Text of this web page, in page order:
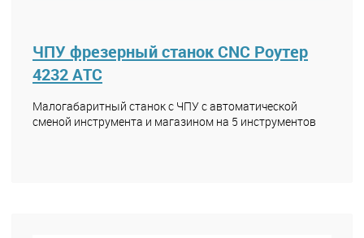
ЧПУ фрезерный станок CNC Роутер
4232 АТС
Малогабаритный станок с ЧПУ с автоматической
сменой инструмента и магазином на 5 инструментов